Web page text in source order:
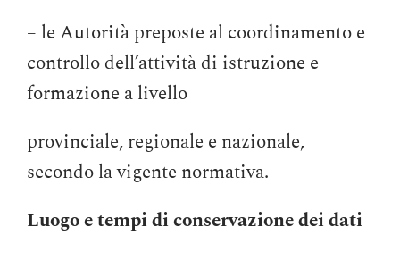
– le Autorità preposte al coordinamento e
controllo dell’attività di istruzione e
formazione a livello
provinciale, regionale e nazionale,
secondo la vigente normativa.
Luogo e tempi di conservazione dei dati